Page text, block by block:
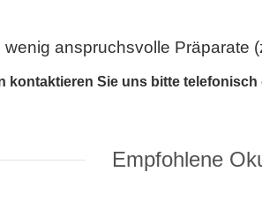
anspruchsvolle Präparate
kontaktieren Sie uns bitte telefonisch
Empfohlene